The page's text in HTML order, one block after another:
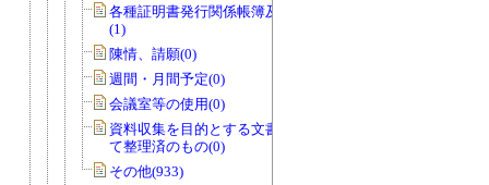
各種証明書発行関係帳簿及び関係書類
(1)
陳情、請願(0)
週間・月間予定(0)
会議室等の使用(0)
資料収集を目的とする文書で資料とし
て整理済のもの(0)
その他(933)